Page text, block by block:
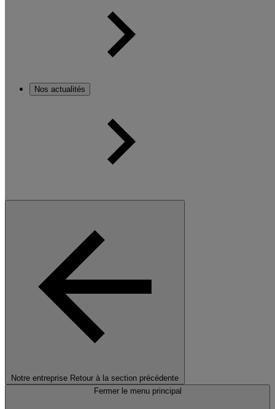
Nos actualités
Notre entreprise Retour à la section précédente
Fermer le menu principal